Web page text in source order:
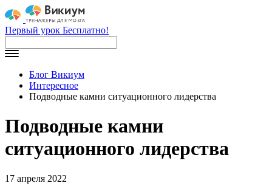
Первый урок Бесплатно!
Блог Викиум
Интересное
Подводные камни ситуационного лидерства
Подводные камни
ситуационного лидерства
17 апреля 2022